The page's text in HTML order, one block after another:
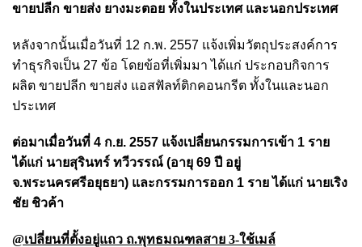
ขายปลีก ขายส่ง ยางมะตอย ทั้งในประเทศ และนอกประเทศ
หลังจากนั้นเมื่อวันที่ 12 ก.พ. 2557 แจ้งเพิ่มวัตถุประสงค์การ
ทำธุรกิจเป็น 27 ข้อ โดยข้อที่เพิ่มมา ได้แก่ ประกอบกิจการ
ผลิต ขายปลีก ขายส่ง แอสฟัลท์ติกคอนกรีต ทั้งในและนอก
ประเทศ
ต่อมาเมื่อวันที่ 4 ก.ย. 2557 แจ้งเปลี่ยนกรรมการเข้า 1 ราย
ได้แก่ นายสุรินทร์ ทวีวรรณ์ (อายุ 69 ปี อยู่
จ.พระนครศรีอยุธยา) และกรรมการออก 1 ราย ได้แก่ นายเริง
ชัย ชิวค้า
@เปลี่ยนที่ตั้งอยู่แถว ถ.พุทธมณฑลสาย 3-ใช้เมล์